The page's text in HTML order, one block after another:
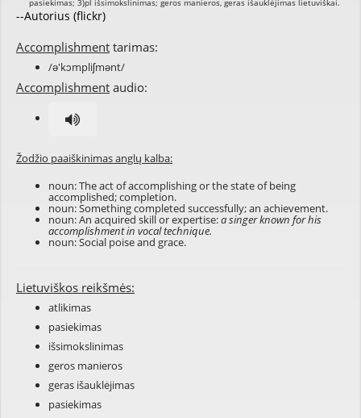
--Autorius (flickr)
Accomplishment tarimas:
/ə'kɔmpliʃmənt/
Accomplishment audio:
Žodžio paaiškinimas anglų kalba:
noun: The act of accomplishing or the state of being
accomplished; completion.
noun: Something completed successfully; an achievement.
noun: An acquired skill or expertise:a singer known for his
accomplishment in vocal technique.
noun: Social poise and grace.
Lietuviškos reikšmės:
atlikimas
pasiekimas
išsimokslinimas
geros manieros
geras išauklėjimas
pasiekimas